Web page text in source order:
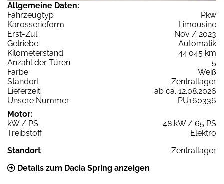
Allgemeine Daten:
Fahrzeugtyp
Pkw
Karosserieform
Limousine
Erst-Zul.
Nov / 2023
Getriebe
Automatik
Kilometerstand
44.045 km
Anzahl der Türen
5
Farbe
Weiß
Standort
Zentrallager
Lieferzeit
ab ca. 12.08.2026
Unsere Nummer
PU160336
Motor:
kW / PS
48 kW / 65 PS
Treibstoff
Elektro
Standort
Zentrallager
Details zum Dacia Spring anzeigen